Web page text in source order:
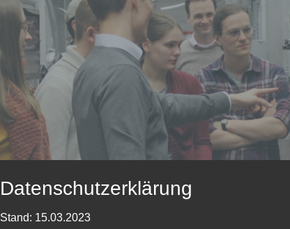
Datenschutzerklärung
Stand: 15.03.2023